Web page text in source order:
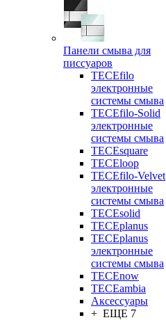
Панели смыва для
писсуаров
TECEfilo
электронные
системы смыва
TECEfilo-Solid
электронные
системы смыва
TECEsquare
TECEloop
TECEfilo-Velvet
электронные
системы смыва
TECEsolid
TECEplanus
TECEplanus
электронные
системы смыва
TECEnow
TECEambia
Аксессуары
+ ЕЩЕ 7